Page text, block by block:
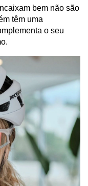
bem não são
têm uma
o seu